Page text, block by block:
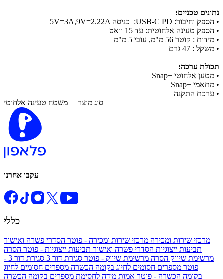
נתונים טכניים:
• הספק וחיבור: USB-C PD: כניסה 5V=3A,9V=2.22A
• הספק טעינה אלחוטית: עד 15 וואט
• מידות : קוטר 56 מ"מ, עובי 5 מ"מ
• משקל : 47 גרם
תכולת ערכה:
• מטען אלחוטי +Snap
• מתאמי +Snap
• ערכת התקנה
סוג מוצר משטח טעינה אלחוטי
עקבו אחרנו
כללי
מרכזי שירות ומכירה מרכזי שירות ומכירה - פוטר הסדרי פשרה ואישור
תביעות ייצוגיות הסדרי פשרה ואישור תביעות ייצוגיות - פוטר הסרה
מרשימת שיווק הסרה מרשימת שיווק - פוטר סגירת דור 3
סגירת דור 3 -
פוטר מספרים חסומים לחיוג בקומה הכשרה מספרים חסומים לחיוג
בקומה הכשרה - פוטר אמות מידה לחסימת מספרים בקומה הכשרה